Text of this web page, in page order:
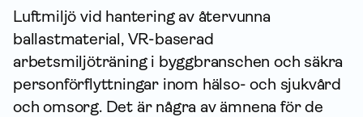
Luftmiljö vid hantering av återvunna
ballastmaterial, VR-baserad
arbetsmiljöträning i byggbranschen och säkra
personförflyttningar inom hälso- och sjukvård
och omsorg. Det är några av ämnena för de